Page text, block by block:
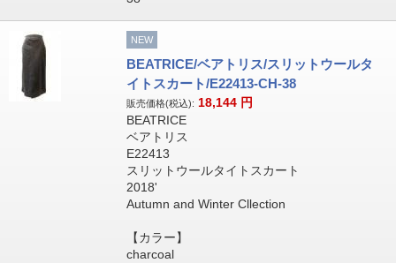
NEW
BEATRICE/ベアトリス/スリットウールタ
イトスカート/E22413-CH-38
販売価格(税込): 18,144 円
BEATRICE
ベアトリス
E22413
スリットウールタイトスカート
2018'
Autumn and Winter Cllection
【カラー】
charcoal